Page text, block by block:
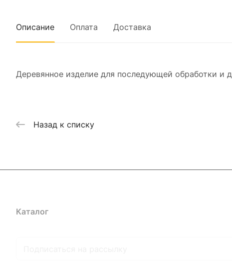
Описание Оплата Доставка
Деревянное изделие для последующей обработки
Назад к списку
Каталог